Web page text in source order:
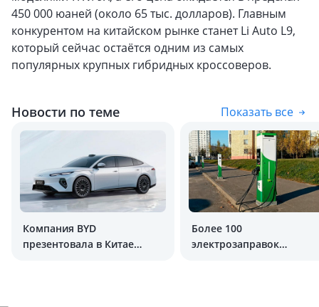
450 000 юаней (около 65 тыс. долларов). Главным
конкурентом на китайском рынке станет Li Auto L9,
который сейчас остаётся одним из самых
популярных крупных гибридных кроссоверов.
Новости по теме Показать все
Компания BYD
презентовала в Китае
Более 100
электрозаправок